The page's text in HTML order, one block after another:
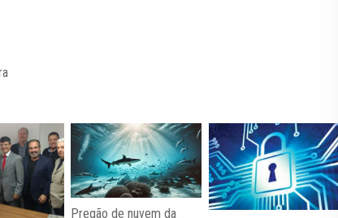
Pregão de nuvem da